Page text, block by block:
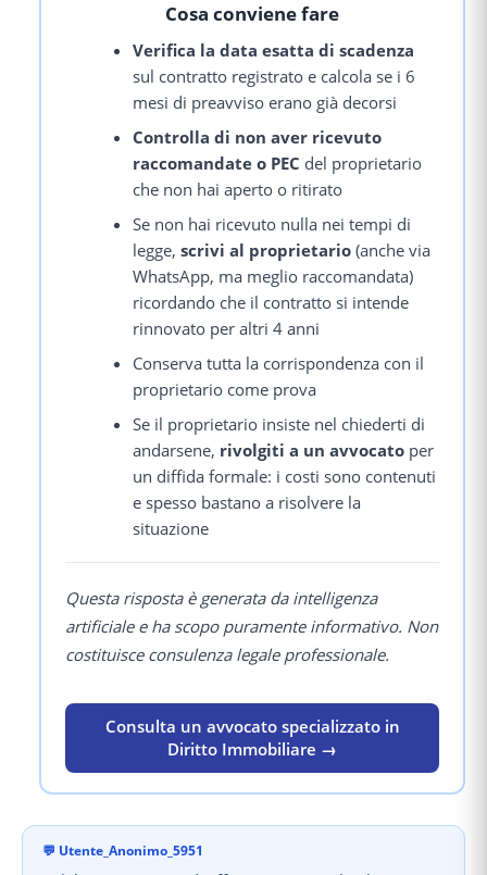
Cosa conviene fare
Verifica la data esatta di scadenza
sul contratto registrato e calcola se i 6
mesi di preavviso erano già decorsi
Controlla di non aver ricevuto
raccomandate o PEC del proprietario
che non hai aperto o ritirato
Se non hai ricevuto nulla nei tempi di
legge,scrivi al proprietario (anche via
WhatsApp, ma meglio raccomandata)
ricordando che il contratto si intende
rinnovato per altri 4 anni
Conserva tutta la corrispondenza con il
proprietario come prova
Se il proprietario insiste nel chiederti di
andarsene, rivolgiti a un avvocato per
un diffida formale: i costi sono contenuti
e spesso bastano a risolvere la
situazione
Questa risposta è generata da intelligenza
artificiale e ha scopo puramente informativo. Non
costituisce consulenza legale professionale.
Consulta un avvocato specializzato in
Diritto Immobiliare →
💬 Utente_Anonimo_5951